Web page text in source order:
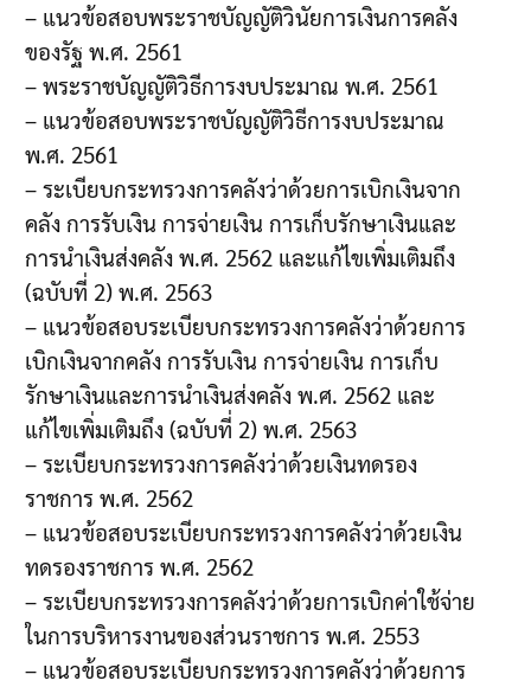
– แนวข้อสอบพระราชบัญญัติวินัยการเงินการคลัง
ของรัฐ พ.ศ. 2561
– พระราชบัญญัติวิธีการงบประมาณ พ.ศ. 2561
– แนวข้อสอบพระราชบัญญัติวิธีการงบประมาณ
พ.ศ. 2561
– ระเบียบกระทรวงการคลังว่าด้วยการเบิกเงินจาก
คลัง การรับเงิน การจ่ายเงิน การเก็บรักษาเงินและ
การนำเงินส่งคลัง พ.ศ. 2562 และแก้ไขเพิ่มเติมถึง
(ฉบับที่ 2) พ.ศ. 2563
– แนวข้อสอบระเบียบกระทรวงการคลังว่าด้วยการ
เบิกเงินจากคลัง การรับเงิน การจ่ายเงิน การเก็บ
รักษาเงินและการนำเงินส่งคลัง พ.ศ. 2562 และ
แก้ไขเพิ่มเติมถึง (ฉบับที่ 2) พ.ศ. 2563
– ระเบียบกระทรวงการคลังว่าด้วยเงินทดรอง
ราชการ พ.ศ. 2562
– แนวข้อสอบระเบียบกระทรวงการคลังว่าด้วยเงิน
ทดรองราชการ พ.ศ. 2562
– ระเบียบกระทรวงการคลังว่าด้วยการเบิกค่าใช้จ่าย
ในการบริหารงานของส่วนราชการ พ.ศ. 2553
– แนวข้อสอบระเบียบกระทรวงการคลังว่าด้วยการ